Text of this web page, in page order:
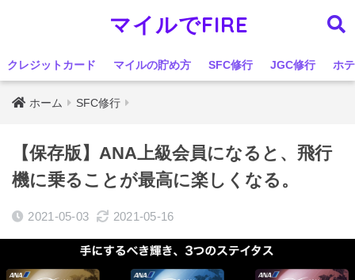
マイルでFIRE
クレジットカード マイルの貯め方 SFC修行 JGC修行 ホ
ホーム SFC修行
【保存版】ANA上級会員になると、飛行
機に乗ることが最高に楽しくなる。
2021-05-03 2021-05-16